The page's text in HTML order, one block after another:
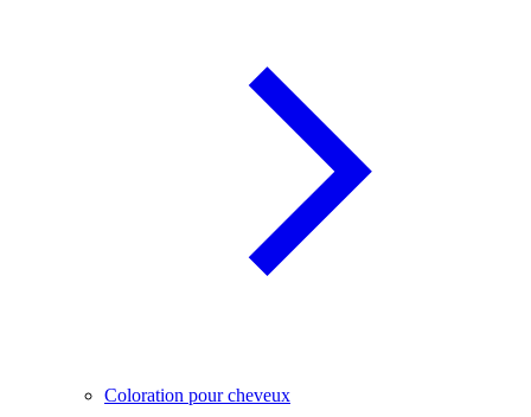
Coloration pour cheveux